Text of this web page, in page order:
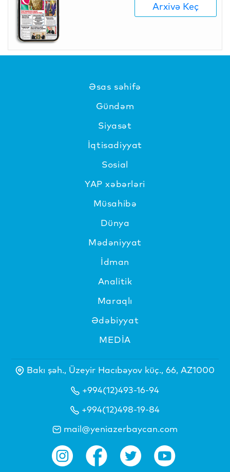
Arxivə Keç
Əsas səhifə
Gündəm
Siyasət
İqtisadiyyat
Sosial
YAP xəbərləri
Müsahibə
Dünya
Mədəniyyat
İdman
Analitik
Maraqlı
Ədəbiyyat
MEDİA
Bakı şəh., Üzeyir Hacıbəyov küç., 66, AZ1000
+994(12)493-16-94
+994(12)498-19-84
mail@yeniazerbaycan.com